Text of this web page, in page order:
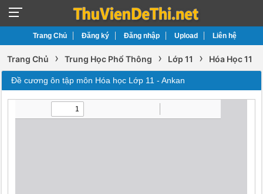
Trang Chủ Đăng ký Đăng nhập Upload Liên hệ
Trang Chủ › Trung Học Phổ Thông › Lớp 11 › Hóa Học 11
Đề cương ôn tập môn Hóa học Lớp 11 - Ankan